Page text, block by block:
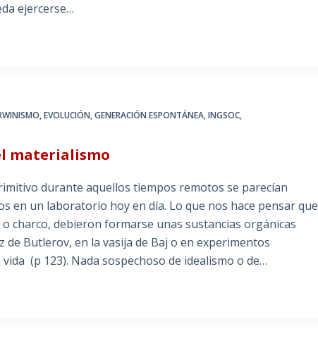
ejercerse…
,EVOLUCIÓN,GENERACIÓN ESPONTÁNEA,INGSOC,
materialismo
durante aquellos tiempos remotos se parecían
en un laboratorio hoy en día. Lo que nos hace pensar que
charco, debieron formarse unas sustancias orgánicas
de Butlerov, en la vasija de Baj o en experimentos
(p 123). Nada sospechoso de idealismo o de…